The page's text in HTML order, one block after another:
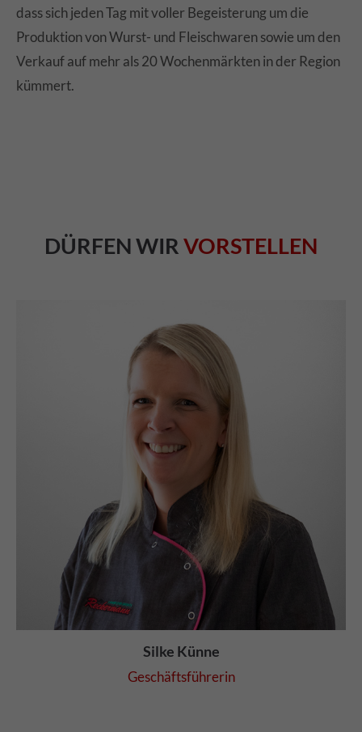
dass sich jeden Tag mit voller Begeisterung um die
Produktion von Wurst- und Fleischwaren sowie um den
Verkauf auf mehr als 20 Wochenmärkten in der Region
kümmert.
DÜRFEN WIR VORSTELLEN
Silke Künne
Geschäftsführerin